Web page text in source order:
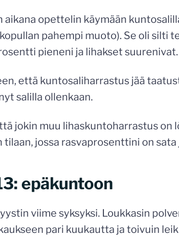
aikana opettelin käymään
pahempi muoto). Se oli silti
pieneni ja lihakset suurenivat.
että kuntosaliharrastus jää
salilla ollenkaan.
jokin muu lihaskuntoharrastus on
tilaan, jossa rasvaprosenttini on sata
epäkuntoon
viime syksyksi. Loukkasin
pari kuukautta ja toivuin